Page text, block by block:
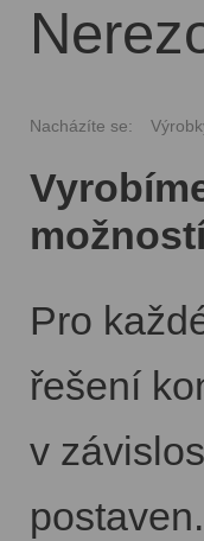
Nacházíte se:
Pro
řešení
v